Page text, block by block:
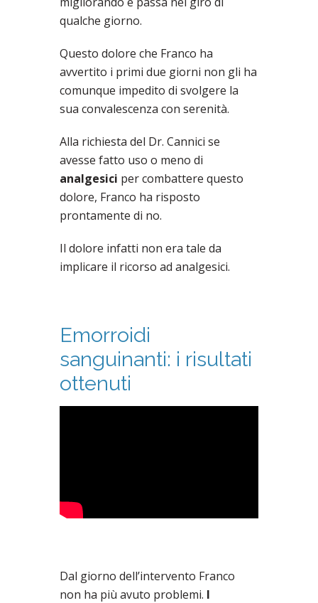
qualche giorno.
Questo dolore che Franco ha
avvertito i primi due giorni non gli ha
comunque impedito di svolgere la
sua convalescenza con serenità.
Alla richiesta del Dr. Cannici se
avesse fatto uso o meno di
analgesici per combattere questo
dolore, Franco ha risposto
prontamente di no.
Il dolore infatti non era tale da
implicare il ricorso ad analgesici.
Emorroidi
sanguinanti: i risultati
ottenuti
Dal giorno dell’intervento Franco
non ha più avuto problemi. I